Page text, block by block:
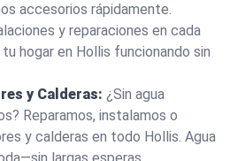
accesorios rápidamente.
y reparaciones en cada
hogar en Hollis funcionando sin
y Calderas: ¿Sin agua
Reparamos, instalamos o
y calderas en todo Hollis. Agua